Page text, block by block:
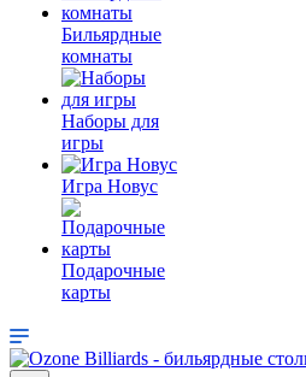
Бильярдные
комнаты
Наборы для
игры
Игра Новус
Подарочные
карты